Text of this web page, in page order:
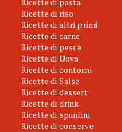
Ricette di riso
Ricette di altri primi
Ricette di carne
Ricette di pesce
Ricette di Uova
Ricette di contorni
Ricette di Salse
Ricette di dessert
Ricette di drink
Ricette di spuntini
Ricette di conserve